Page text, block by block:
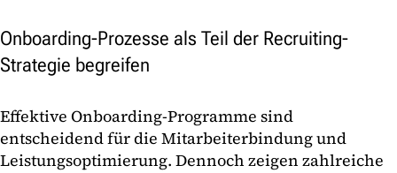
Onboarding-Prozesse als Teil der Recruiting-
Strategie begreifen
Effektive Onboarding-Programme sind
entscheidend für die Mitarbeiterbindung und
Leistungsoptimierung. Dennoch zeigen zahlreiche